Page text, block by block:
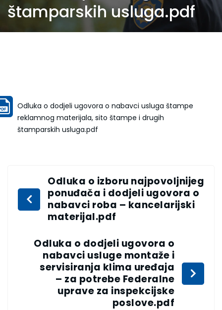
štamparskih usluga.pdf
Odluka o dodjeli ugovora o nabavci usluga štampe
reklamnog materijala, sito štampe i drugih
štamparskih usluga.pdf
Odluka o izboru najpovoljnijeg
ponuđača i dodjeli ugovora o
nabavci roba – kancelarijski
materijal.pdf
Odluka o dodjeli ugovora o
nabavci usluge montaže i
servisiranja klima uređaja
– za potrebe Federalne
uprave za inspekcijske
poslove.pdf